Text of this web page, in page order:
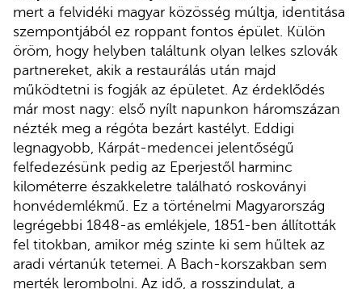
mert a felvidéki magyar közösség múltja, identitása
szempontjából ez roppant fontos épület. Külön
öröm, hogy helyben találtunk olyan lelkes szlovák
partnereket, akik a restaurálás után majd
működtetni is fogják az épületet. Az érdeklődés
már most nagy: első nyílt napunkon háromszázan
nézték meg a régóta bezárt kastélyt. Eddigi
legnagyobb, Kárpát-medencei jelentőségű
felfedezésünk pedig az Eperjestől harminc
kilométerre északkeletre található roskoványi
honvédemlékmű. Ez a történelmi Magyarország
legrégebbi 1848-as emlékjele, 1851-ben állították
fel titokban, amikor még szinte ki sem hűltek az
aradi vértanúk tetemei. A Bach-korszakban sem
merték lerombolni. Az idő, a rosszindulat, a